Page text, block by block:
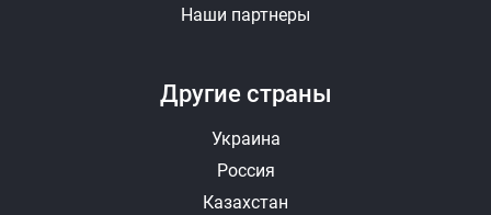
Другие страны
Украина
Россия
Казахстан
Наши партнеры